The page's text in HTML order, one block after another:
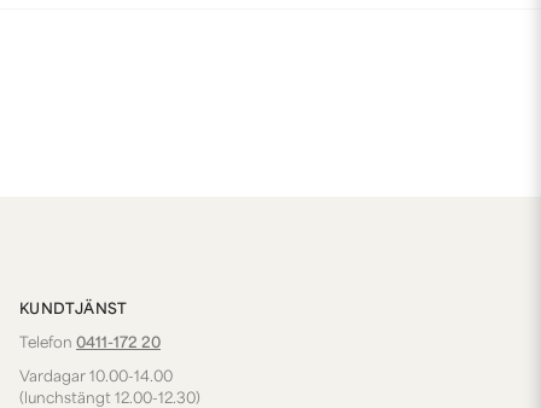
KUNDTJÄNST
Telefon 0411-172 20
Vardagar 10.00-14.00
(lunchstängt 12.00-12.30)